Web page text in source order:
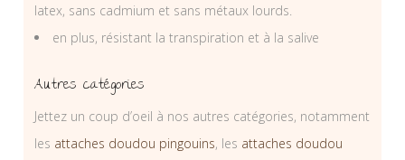
latex, sans cadmium et sans métaux lourds.
en plus, résistant la transpiration et à la salive
Autres catégories
Jettez un coup d’oeil à nos autres catégories, notamment
les attaches doudou pingouins, les attaches doudou